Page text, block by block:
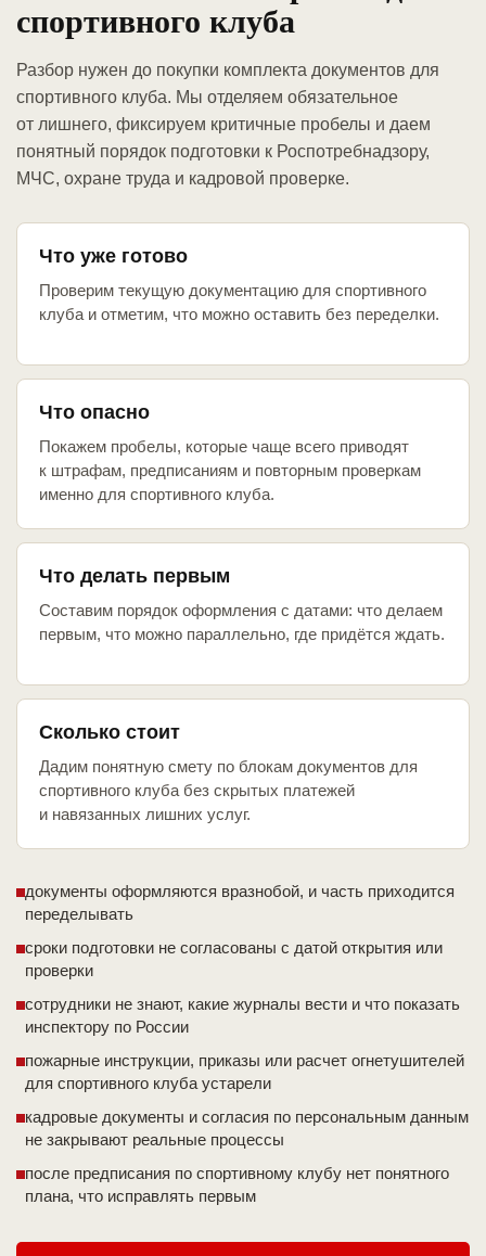
спортивного клуба
Разбор нужен до покупки комплекта документов для
спортивного клуба. Мы отделяем обязательное
от лишнего, фиксируем критичные пробелы и даем
понятный порядок подготовки к Роспотребнадзору,
МЧС, охране труда и кадровой проверке.
Что уже готово
Проверим текущую документацию для спортивного
клуба и отметим, что можно оставить без переделки.
Что опасно
Покажем пробелы, которые чаще всего приводят
к штрафам, предписаниям и повторным проверкам
именно для спортивного клуба.
Что делать первым
Составим порядок оформления с датами: что делаем
первым, что можно параллельно, где придётся ждать.
Сколько стоит
Дадим понятную смету по блокам документов для
спортивного клуба без скрытых платежей
и навязанных лишних услуг.
документы оформляются вразнобой, и часть приходится
переделывать
сроки подготовки не согласованы с датой открытия или
проверки
сотрудники не знают, какие журналы вести и что показать
инспектору по России
пожарные инструкции, приказы или расчет огнетушителей
для спортивного клуба устарели
кадровые документы и согласия по персональным данным
не закрывают реальные процессы
после предписания по спортивному клубу нет понятного
плана, что исправлять первым